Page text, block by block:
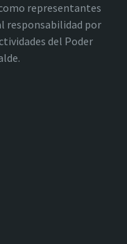
representantes
responsabilidad por
del Poder